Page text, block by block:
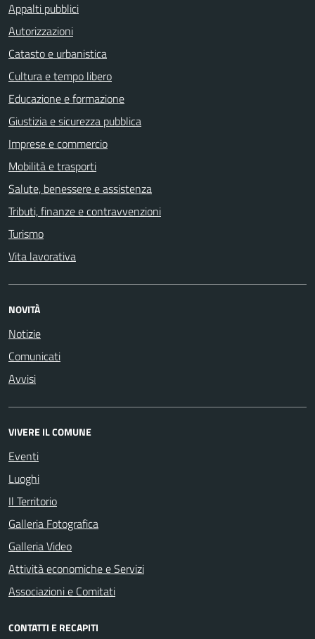
Appalti pubblici
Autorizzazioni
Catasto e urbanistica
Cultura e tempo libero
Educazione e formazione
Giustizia e sicurezza pubblica
Imprese e commercio
Mobilità e trasporti
Salute, benessere e assistenza
Tributi, finanze e contravvenzioni
Turismo
Vita lavorativa
NOVITÀ
Notizie
Comunicati
Avvisi
VIVERE IL COMUNE
Eventi
Luoghi
Il Territorio
Galleria Fotografica
Galleria Video
Attività economiche e Servizi
Associazioni e Comitati
CONTATTI E RECAPITI